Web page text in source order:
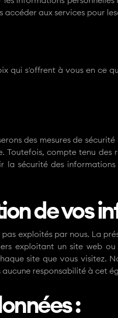
aux services pour
qui s'offrent à vous en ce
des mesures de
compte tenu des
la sécurité des
de vos
exploités par nous. La
exploitant un site web
site que vous visitez.
responsabilité à cet
: